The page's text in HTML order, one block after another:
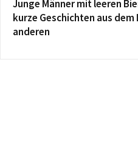
Junge Männer mit leeren
kurze Geschichten aus dem
anderen